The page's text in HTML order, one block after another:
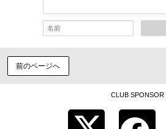
前のページへ
CLUB SPONSOR